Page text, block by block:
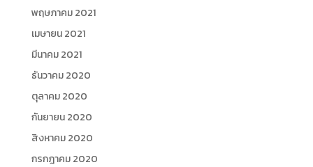
พฤษภาคม 2021
เมษายน 2021
มีนาคม 2021
ธันวาคม 2020
ตุลาคม 2020
กันยายน 2020
สิงหาคม 2020
กรกฎาคม 2020